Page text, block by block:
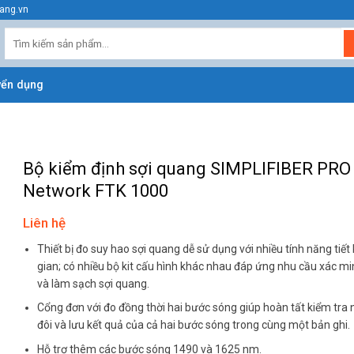
kiếm:
dụng
Bộ kiểm định sợi quang SIMPLIFIBER
Network FTK 1000
Liên hệ
Thiết bị đo suy hao sợi quang dễ sử dụng với nhiều tính năng tiết
gian; có nhiều bộ kit cấu hình khác nhau đáp ứng nhu cầu xác
và làm sạch sợi quang.
Cổng đơn với đo đồng thời hai bước sóng giúp hoàn tất kiểm tra
đôi và lưu kết quả của cả hai bước sóng trong cùng một bản ghi.
Hỗ trợ thêm các bước sóng 1490 và 1625 nm.